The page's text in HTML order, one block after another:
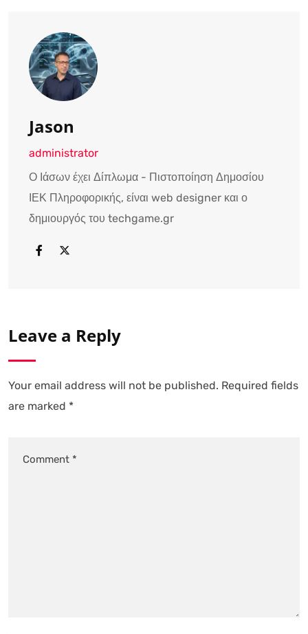
Jason
administrator
Ο Ιάσων έχει Δίπλωμα - Πιστοποίηση Δημοσίου
ΙΕΚ Πληροφορικής, είναι web designer και ο
δημιουργός του techgame.gr
Leave a Reply
Your email address will not be published. Required fields
are marked *